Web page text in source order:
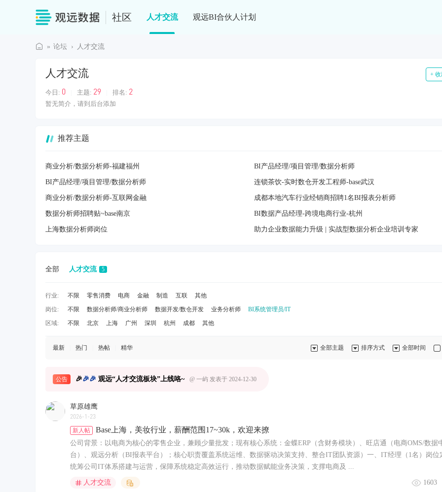
社区 人才交流 观远BI合伙人计划
» 论坛 › 人才交流
+
人才交流
今日: 0 主题: 29 排名: 2
暂无简介，请到后台添加
推荐主题
商业分析/数据分析师-福建福州 BI产品经理/项目管理/数据分析师
BI产品经理/项目管理/数据分析师 连锁茶饮-实时数仓开发工程师-base武汉
商业分析/数据分析师-互联网金融 成都本地汽车行业经销商招聘1名BI报表分析师
数据分析师招聘贴~base南京 BI数据产品经理-跨境电商行业-杭州
上海数据分析师岗位 助力企业数据能力升级 | 实战型数据分析企业培训专家
全部 人才交流 5
行业: 不限 零售消费 电商 金融 制造 互联
其他
岗位:
不限 数据分析师/商业分析师 数据开发/数仓开发 业务分析师
BI系统管理员/IT
区域:
不限 北京 上海 广州 深圳 杭州 成都 其他
全部时间
排序方式
全部主题
最新 热门 热帖 精华
公告 🎉🎉🎉 观远“人才交流板块”上线咯~ @ 一屿 发表于 2024-12-30
草原雄鹰
2026-1-23
新人帖 Base上海，美妆行业，薪酬范围17~30k，欢迎来撩
公司背景：以电商为核心的零售企业，兼顾少量批发；现有核心系统：金蝶ERP（含财务模块）、旺店通（电商OMS/数据
台）、观远分析（BI报表平台）；核心职责覆盖系统运维、数据驱动决策支持、整合IT团队资源）一、IT经理（1名）岗位
统筹公司IT体系搭建与运营，保障系统稳定高效运行，推动数据赋能业务决策，支撑电商及 ...
人才交流 1603